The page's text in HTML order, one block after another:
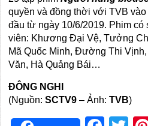
quyền và đồng thời với TVB
đầu từ ngày 10/6/2019. Phim có
viên: Khương Đại Vệ, Tưởng
Mã Quốc Minh, Đường Thi
Văn, Hà Quảng Bái…
ĐÔNG NGHI
(Nguồn:SCTV9 – Ảnh:TVB)